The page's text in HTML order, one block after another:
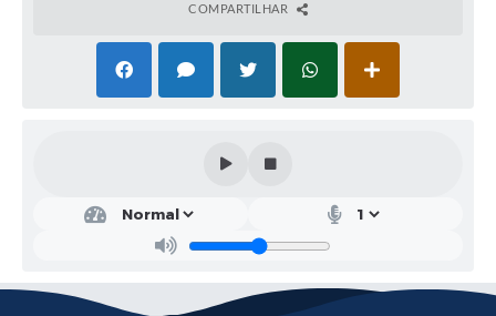
Telefones Úteis
COMPARTILHAR